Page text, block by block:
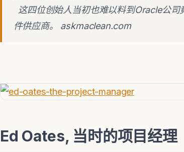
这四位创始人当初也难以料到Oracle公
件供应商。 askmaclean.com
Ed Oates, 当时的项目经理